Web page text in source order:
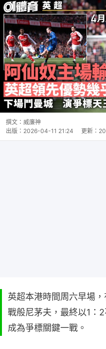
撰文： 威廉神
出版： 2026-04-11 21:24 更新：
英超本港時間周六早場
戰般尼茅夫，最終以1：
成為爭標關鍵一戰。